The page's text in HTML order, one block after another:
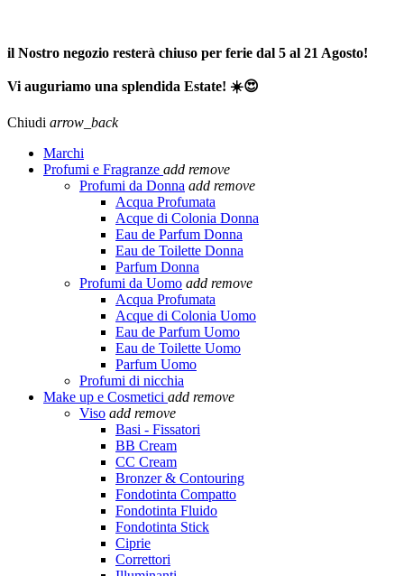
il Nostro negozio resterà chiuso per ferie dal 5 al 21 Agosto!
Vi auguriamo una splendida Estate! ☀️😍
Chiudi arrow_back
Marchi
Profumi e Fragranze add remove
Profumi da Donna add remove
Acqua Profumata
Acque di Colonia Donna
Eau de Parfum Donna
Eau de Toilette Donna
Parfum Donna
Profumi da Uomo add remove
Acqua Profumata
Acque di Colonia Uomo
Eau de Parfum Uomo
Eau de Toilette Uomo
Parfum Uomo
Profumi di nicchia
Make up e Cosmetici add remove
Viso add remove
Basi - Fissatori
BB Cream
CC Cream
Bronzer & Contouring
Fondotinta Compatto
Fondotinta Fluido
Fondotinta Stick
Ciprie
Correttori